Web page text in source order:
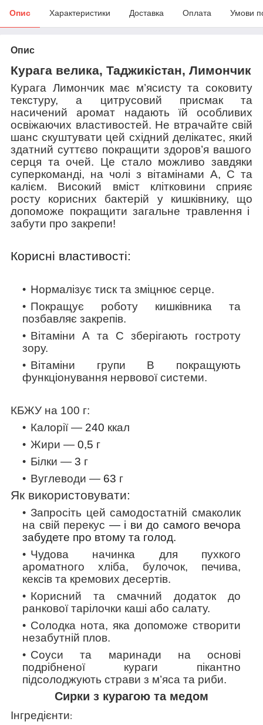
Опис Характеристики Доставка Оплата Умови
Опис
Курага велика, Таджикістан, Лимончик
Курага Лимончик має м’ясисту та соковиту
текстуру, а цитрусовий присмак та
насичений аромат надають їй особливих
освіжаючих властивостей. Не втрачайте свій
шанс скуштувати цей східний делікатес, який
здатний суттєво покращити здоров’я вашого
серця та очей. Це стало можливо завдяки
суперкоманді, на чолі з вітамінами А, С та
калієм. Високий вміст клітковини сприяє
росту корисних бактерій у кишківнику, що
допоможе покращити загальне травлення і
забути про закрепи!
Корисні властивості:
Нормалізує тиск та зміцнює серце.
Покращує роботу кишківника та
позбавляє закрепів.
Вітаміни А та С зберігають гостроту
зору.
Вітаміни групи В покращують
функціонування нервової системи.
КБЖУ на 100 г:
Калорії — 240 ккал
Жири — 0,5 г
Білки — 3 г
Вуглеводи — 63 г
Як використовувати:
Запросіть цей самодостатній смаколик
на свій перекус — і ви до самого вечора
забудете про втому та голод.
Чудова начинка для пухкого
ароматного хліба, булочок, печива,
кексів та кремових десертів.
Корисний та смачний додаток до
ранкової тарілочки каші або салату.
Солодка нота, яка допоможе створити
незабутній плов.
Соуси та маринади на основі
подрібненої кураги пікантно
підсолоджують страви з м’яса та риби.
Сирки з курагою та медом
Інгредієнти: